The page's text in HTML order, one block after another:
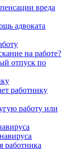
вреда
адвоката
на работе?
отпуск по
работнику
работу или
работника